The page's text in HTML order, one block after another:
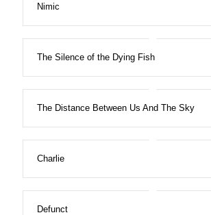
Nimic
The Silence of the Dying Fish
The Distance Between Us And The Sky
Charlie
Defunct